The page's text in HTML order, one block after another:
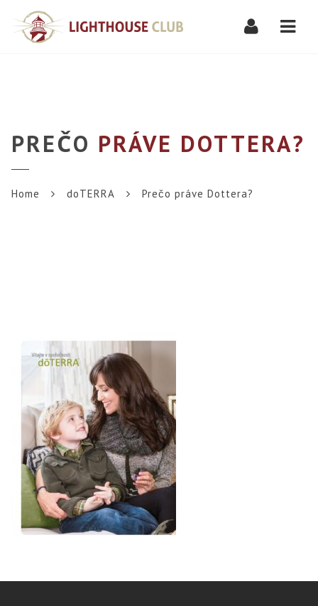
PREČO PRÁVE DOTTERA?
Home doTERRA Prečo práve Dottera?